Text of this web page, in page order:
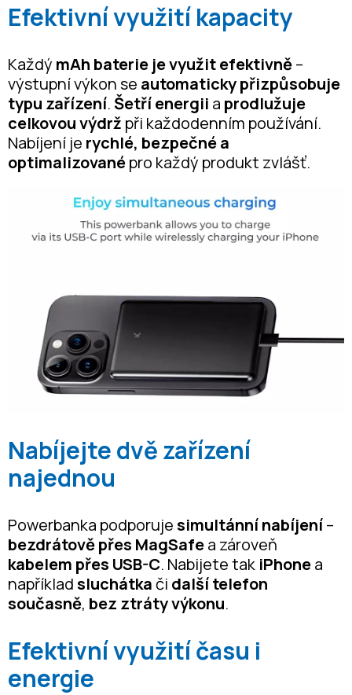
Efektivní využití kapacity
Každý mAh baterie je využit efektivně–
výstupní výkon se automaticky přizpůsobuje
typu zařízení. Šetří energii a prodlužuje
celkovou výdrž při každodenním používání.
Nabíjení je rychlé, bezpečné a
optimalizovanépro každý produkt zvlášť.
Nabíjejte dvě zařízení
najednou
Powerbanka podporujesimultánní nabíjení–
bezdrátově přes MagSafea zároveň
kabelem přes USB-C. Nabijete tak iPhonea
napříkladsluchátkači další telefon
současně, bez ztráty výkonu.
Efektivní využití času i
energie